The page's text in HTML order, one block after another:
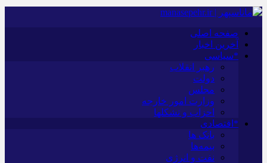
صفحه اصلی
آخرین اخبار
*سیاسی
رهبر انقلاب
دولت
مجلس
وزارت امور خارجه
احزاب و تشکلها
*اقتصادی
بانک ها
بیمه‌ها
نفت و انرژی